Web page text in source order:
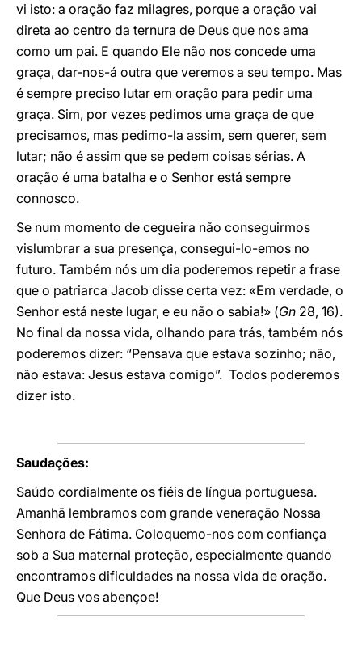
vi isto: a oração faz milagres, porque a oração vai
direta ao centro da ternura de Deus que nos ama
como um pai. E quando Ele não nos concede uma
graça, dar-nos-á outra que veremos a seu tempo. Mas
é sempre preciso lutar em oração para pedir uma
graça. Sim, por vezes pedimos uma graça de que
precisamos, mas pedimo-la assim, sem querer, sem
lutar; não é assim que se pedem coisas sérias. A
oração é uma batalha e o Senhor está sempre
connosco.
Se num momento de cegueira não conseguirmos
vislumbrar a sua presença, consegui-lo-emos no
futuro. Também nós um dia poderemos repetir a frase
que o patriarca Jacob disse certa vez: «Em verdade, o
Senhor está neste lugar, e eu não o sabia!» (Gn 28, 16).
No final da nossa vida, olhando para trás, também nós
poderemos dizer: “Pensava que estava sozinho; não,
não estava: Jesus estava comigo”. Todos poderemos
dizer isto.
Saudações:
Saúdo cordialmente os fiéis de língua portuguesa.
Amanhã lembramos com grande veneração Nossa
Senhora de Fátima. Coloquemo-nos com confiança
sob a Sua maternal proteção, especialmente quando
encontramos dificuldades na nossa vida de oração.
Que Deus vos abençoe!